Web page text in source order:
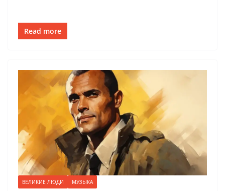
Read more
ВЕЛИКИЕ ЛЮДИ МУЗЫКА